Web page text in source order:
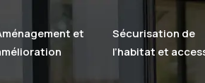
et
Sécurisation de
l’habitat et